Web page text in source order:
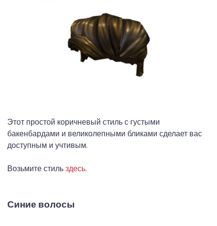
Этот простой коричневый стиль с густыми
бакенбардами и великолепными бликами сделает вас
доступным и учтивым.
Возьмите стильздесь.
Синие волосы